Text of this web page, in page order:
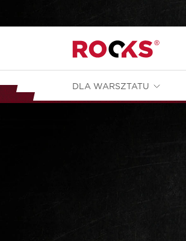
DLA WARSZTATU